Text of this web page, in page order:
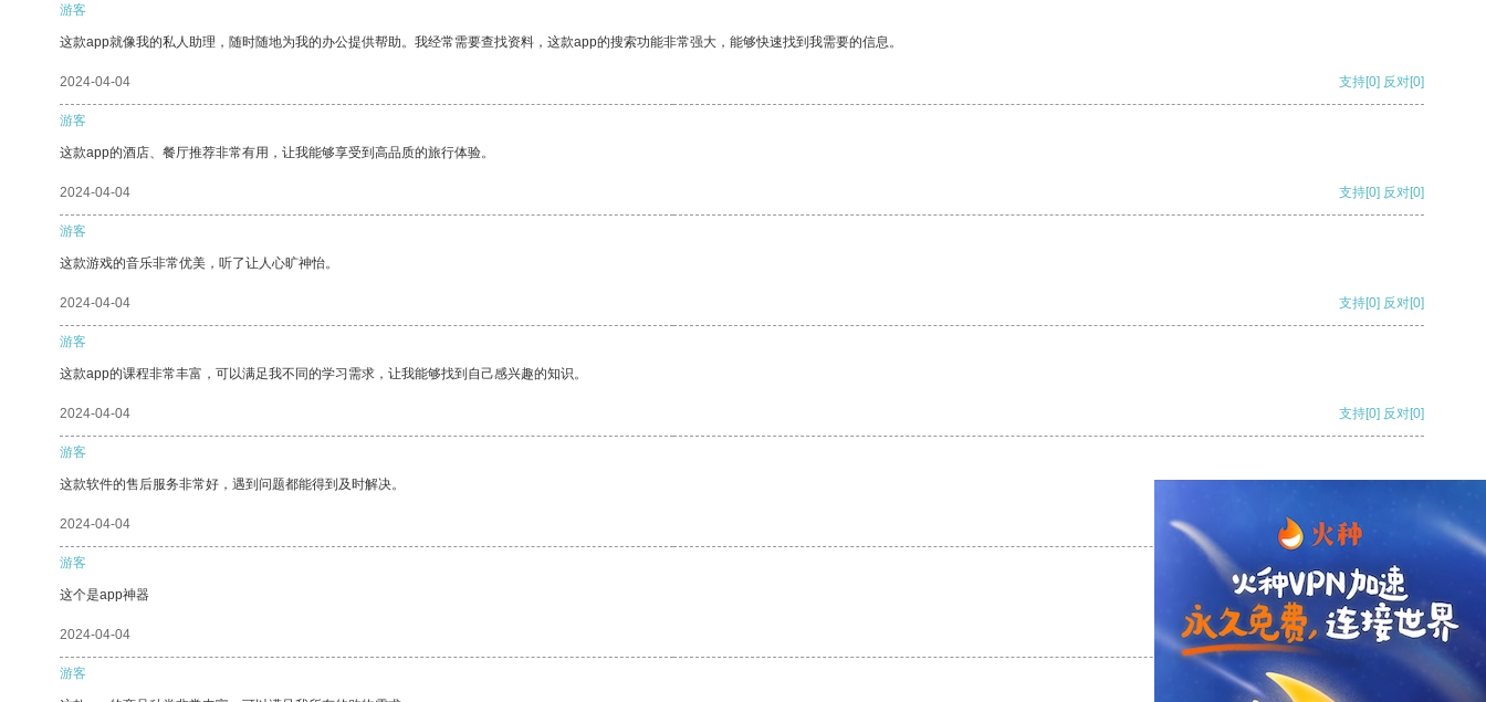
游客
这款app就像我的私人助理，随时随地为我的办公提供帮助。我经常需要查找资料，这款app的搜索功能非常强大，能够快速找到我需要的信息。
2024-04-04 支持[0] 反对[0]
游客
这款app的酒店、餐厅推荐非常有用，让我能够享受到高品质的旅行体验。
2024-04-04 支持[0] 反对[0]
游客
这款游戏的音乐非常优美，听了让人心旷神怡。
2024-04-04 支持[0] 反对[0]
游客
这款app的课程非常丰富，可以满足我不同的学习需求，让我能够找到自己感兴趣的知识。
2024-04-04 支持[0] 反对[0]
游客
这款软件的售后服务非常好，遇到问题都能得到及时解决。
2024-04-04 支持
游客
这个是app神器
2024-04-04 支持[0] 反对[0]
游客